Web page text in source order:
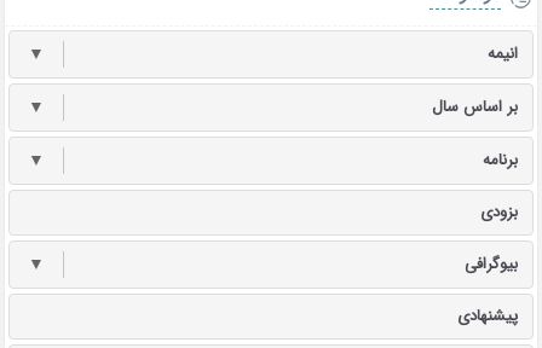
انیمه ▼
بر اساس سال ▼
برنامه ▼
بزودی
بیوگرافی ▼
پیشنهادی